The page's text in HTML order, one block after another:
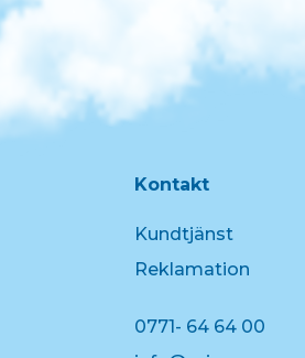
Kontakt
Kundtjänst
Reklamation
0771- 64 64 00